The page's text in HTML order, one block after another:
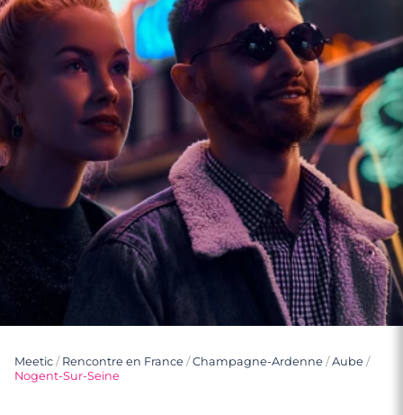
Meetic / Rencontre en France /Champagne-Ardenne /Aube /
Nogent-Sur-Seine